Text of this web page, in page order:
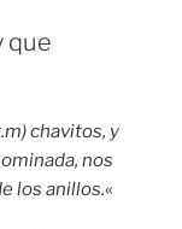
que
chavitos, y
nos
los anillos.«